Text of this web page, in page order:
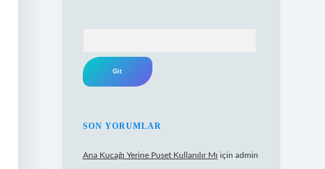
SON YORUMLAR
Ana Kucağı Yerine Puset Kullanılır Mı için admin